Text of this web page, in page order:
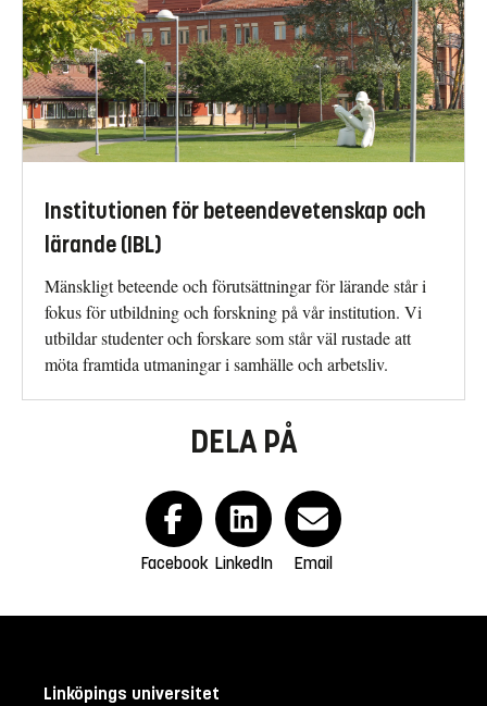
Institutionen för beteendevetenskap och
lärande (IBL)
Mänskligt beteende och förutsättningar för lärande står i
fokus för utbildning och forskning på vår institution. Vi
utbildar studenter och forskare som står väl rustade att
möta framtida utmaningar i samhälle och arbetsliv.
DELA PÅ
Facebook LinkedIn Email
Linköpings universitet